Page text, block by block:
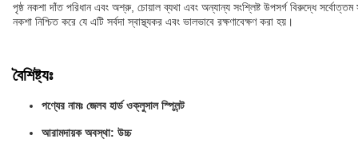
পৃষ্ঠ নকশা দাঁত পরিধান এবং অশ্রু, চোয়াল ব্যথা এবং অন্যান্য সংশ্লিষ্ট উপসর্গ বিরুদ্ধে
নকশা নিশ্চিত করে যে এটি সর্বদা স্বাস্থ্যকর এবং ভালভাবে রক্ষণাবেক্ষণ করা হয়।
বৈশিষ্ট্যঃ
পণ্যের নামঃ জেলব হার্ড ওক্লুসাল স্প্লিন্ট
আরামদায়ক অবস্থা: উচ্চ